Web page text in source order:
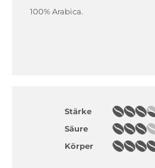
100% Arabica.
Stärke
Säure
Körper